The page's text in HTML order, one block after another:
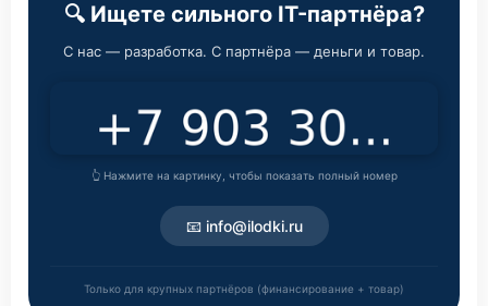
🔍 Ищете сильного IT-партнёра?
С нас — разработка. С партнёра — деньги и товар.
👆 Нажмите на картинку, чтобы показать полный номер
📧 info@ilodki.ru
Только для крупных партнёров (финансирование + товар)